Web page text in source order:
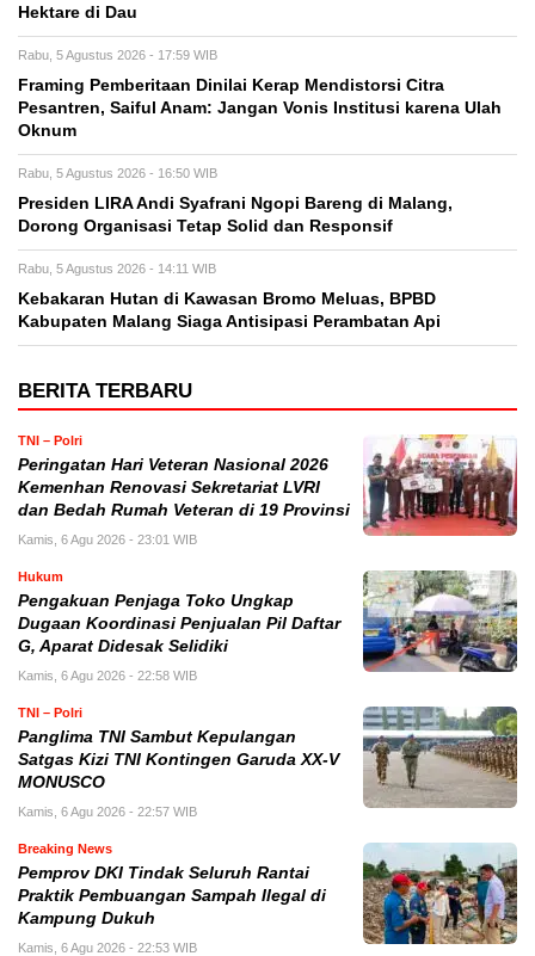
Hektare di Dau
Rabu, 5 Agustus 2026 - 17:59 WIB
Framing Pemberitaan Dinilai Kerap Mendistorsi Citra
Pesantren, Saiful Anam: Jangan Vonis Institusi karena Ulah
Oknum
Rabu, 5 Agustus 2026 - 16:50 WIB
Presiden LIRA Andi Syafrani Ngopi Bareng di Malang,
Dorong Organisasi Tetap Solid dan Responsif
Rabu, 5 Agustus 2026 - 14:11 WIB
Kebakaran Hutan di Kawasan Bromo Meluas, BPBD
Kabupaten Malang Siaga Antisipasi Perambatan Api
BERITA TERBARU
TNI – Polri
Peringatan Hari Veteran Nasional 2026
Kemenhan Renovasi Sekretariat LVRI
dan Bedah Rumah Veteran di 19 Provinsi
Kamis, 6 Agu 2026 - 23:01 WIB
Hukum
Pengakuan Penjaga Toko Ungkap
Dugaan Koordinasi Penjualan Pil Daftar
G, Aparat Didesak Selidiki
Kamis, 6 Agu 2026 - 22:58 WIB
TNI – Polri
Panglima TNI Sambut Kepulangan
Satgas Kizi TNI Kontingen Garuda XX-V
MONUSCO
Kamis, 6 Agu 2026 - 22:57 WIB
Breaking News
Pemprov DKI Tindak Seluruh Rantai
Praktik Pembuangan Sampah Ilegal di
Kampung Dukuh
Kamis, 6 Agu 2026 - 22:53 WIB